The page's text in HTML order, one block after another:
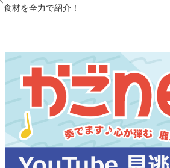
食材を全力で紹介！